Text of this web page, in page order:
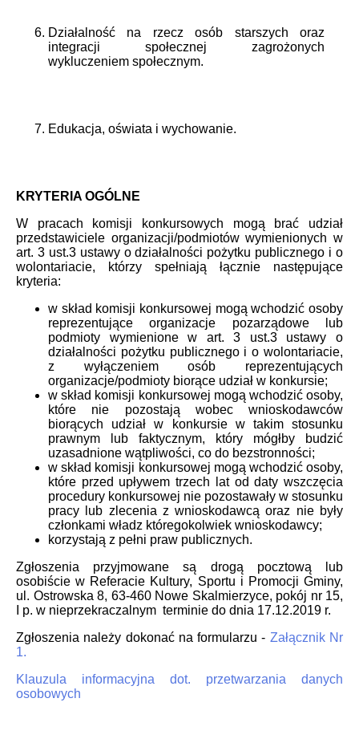
Działalność na rzecz osób starszych oraz
integracji społecznej zagrożonych
wykluczeniem społecznym.
Edukacja, oświata i wychowanie.
KRYTERIA OGÓLNE
W pracach komisji konkursowych mogą brać udział
przedstawiciele organizacji/podmiotów wymienionych w
art. 3 ust.3 ustawy o działalności pożytku publicznego i o
wolontariacie, którzy spełniają łącznie następujące
kryteria:
w skład komisji konkursowej mogą wchodzić osoby
reprezentujące organizacje pozarządowe lub
podmioty wymienione w art. 3 ust.3 ustawy o
działalności pożytku publicznego i o wolontariacie,
z wyłączeniem osób reprezentujących
organizacje/podmioty biorące udział w konkursie;
w skład komisji konkursowej mogą wchodzić osoby,
które nie pozostają wobec wnioskodawców
biorących udział w konkursie w takim stosunku
prawnym lub faktycznym, który mógłby budzić
uzasadnione wątpliwości, co do bezstronności;
w skład komisji konkursowej mogą wchodzić osoby,
które przed upływem trzech lat od daty wszczęcia
procedury konkursowej nie pozostawały w stosunku
pracy lub zlecenia z wnioskodawcą oraz nie były
członkami władz któregokolwiek wnioskodawcy;
korzystają z pełni praw publicznych.
Zgłoszenia przyjmowane są drogą pocztową lub
osobiście w Referacie Kultury, Sportu i Promocji Gminy,
ul. Ostrowska 8, 63-460 Nowe Skalmierzyce, pokój nr 15,
I p. w nieprzekraczalnym terminie do dnia 17.12.2019 r.
Zgłoszenia należy dokonać na formularzu - Załącznik Nr
1.
Klauzula informacyjna dot. przetwarzania danych
osobowych